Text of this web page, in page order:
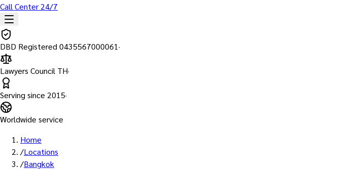
Call Center 24/7
DBD Registered 0435567000061·
Lawyers Council TH·
Serving since 2015·
Worldwide service
Home
/Locations
/Bangkok